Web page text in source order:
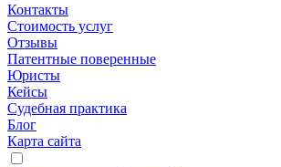
Контакты
Стоимость услуг
Отзывы
Патентные поверенные
Юристы
Кейсы
Судебная практика
Блог
Карта сайта